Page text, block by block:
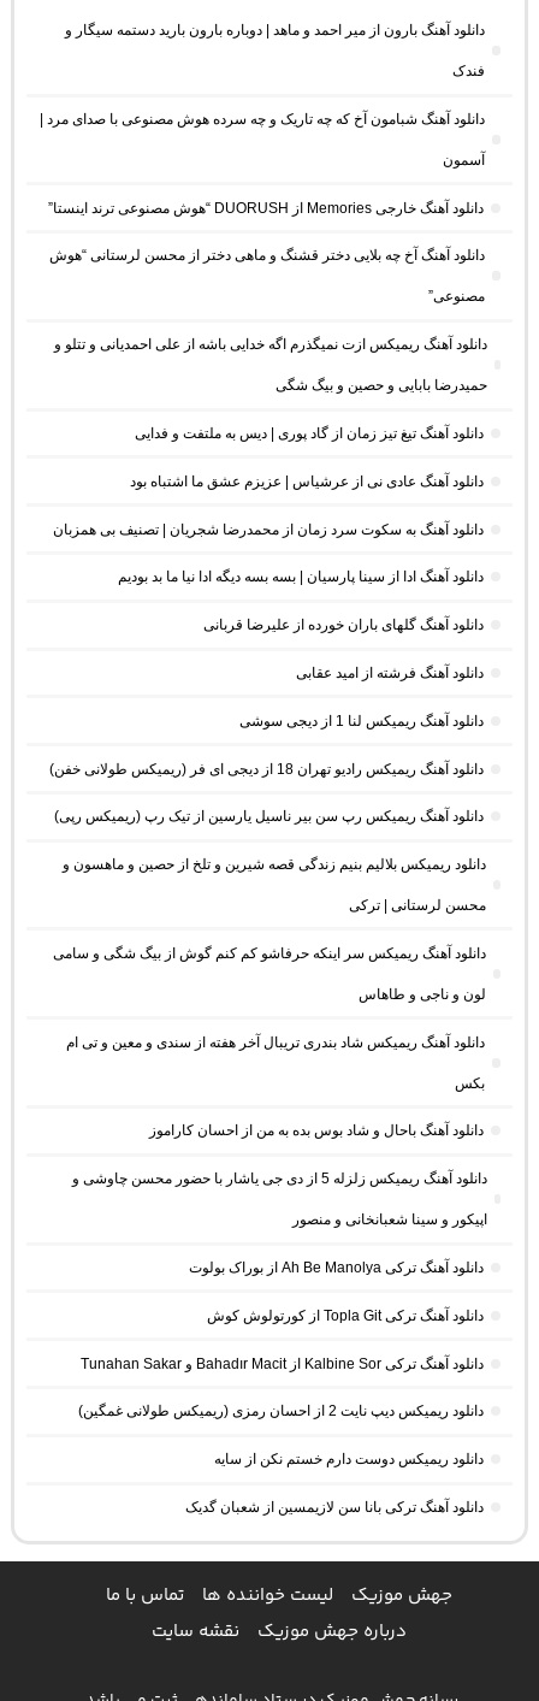
دانلود آهنگ بارون از میر احمد و ماهد | دوباره بارون بارید دستمه سیگار و
فندک
دانلود آهنگ شبامون آخ که چه تاریک و چه سرده هوش مصنوعی با صدای مرد |
آسمون
دانلود آهنگ خارجی Memories از DUORUSH “هوش مصنوعی ترند اینستا”
دانلود آهنگ آخ چه بلایی دختر قشنگ و ماهی دختر از محسن لرستانی “هوش
مصنوعی”
دانلود آهنگ ریمیکس ازت نمیگذرم اگه خدایی باشه از علی احمدیانی و تتلو و
حمیدرضا بابایی و حصین و بیگ شگی
دانلود آهنگ تیغ تیز زمان از گاد پوری | دیس به ملتفت و فدایی
دانلود آهنگ عادی نی از عرشیاس | عزیزم عشق ما اشتباه بود
دانلود آهنگ به سکوت سرد زمان از محمدرضا شجریان | تصنیف بی همزبان
دانلود آهنگ ادا از سینا پارسیان | بسه بسه دیگه ادا نیا ما بد بودیم
دانلود آهنگ گلهای باران خورده از علیرضا قربانی
دانلود آهنگ فرشته از امید عقابی
دانلود آهنگ ریمیکس لنا 1 از دیجی سوشی
دانلود آهنگ ریمیکس رادیو تهران 18 از دیجی ای فر (ریمیکس طولانی خفن)
دانلود آهنگ ریمیکس رپ سن بیر ناسیل یارسین از تیک رپ (ریمیکس رپی)
دانلود ریمیکس بلالیم بنیم زندگی قصه شیرین و تلخ از حصین و ماهسون و
محسن لرستانی | ترکی
دانلود آهنگ ریمیکس سر اینکه حرفاشو کم کنم گوش از بیگ شگی و سامی
لون و ناجی و طاهاس
دانلود آهنگ ریمیکس شاد بندری تریبال آخر هفته از سندی و معین و تی ام
بکس
دانلود آهنگ باحال و شاد بوس بده به من از احسان کاراموز
دانلود آهنگ ریمیکس زلزله 5 از دی جی یاشار با حضور محسن چاوشی و
اپیکور و سینا شعبانخانی و منصور
دانلود آهنگ ترکی Ah Be Manolya از بوراک بولوت
دانلود آهنگ ترکی Topla Git از کورتولوش کوش
دانلود آهنگ ترکی Kalbine Sor از Bahadır Macit و Tunahan Sakar
دانلود ریمیکس دیپ نایت 2 از احسان رمزی (ریمیکس طولانی غمگین)
دانلود ریمیکس دوست دارم خستم نکن از سایه
دانلود آهنگ ترکی بانا سن لازیمسین از شعبان گدیک
جهش موزیک لیست خواننده ها
تماس با ما
درباره جهش موزیک
نقشه سایت